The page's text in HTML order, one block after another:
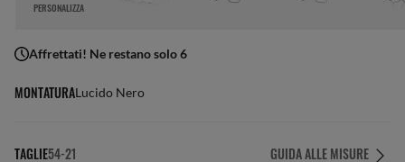
PERSONALIZZA
Affrettati! Ne restano solo 6
MONTATURALucido Nero
TAGLIE54-21 GUIDA ALLE MISURE